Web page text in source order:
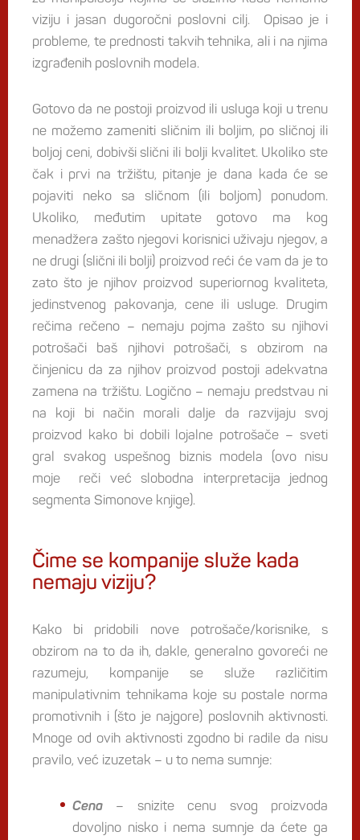
viziju i jasan dugoročni poslovni cilj. Opisao je i
probleme, te prednosti takvih tehnika, ali i na njima
izgrađenih poslovnih modela.
Gotovo da ne postoji proizvod ili usluga koji u trenu
ne možemo zameniti sličnim ili boljim, po sličnoj ili
boljoj ceni, dobivši slični ili bolji kvalitet. Ukoliko ste
čak i prvi na tržištu, pitanje je dana kada će se
pojaviti neko sa sličnom (ili boljom) ponudom.
Ukoliko, međutim upitate gotovo ma kog
menadžera zašto njegovi korisnici uživaju njegov, a
ne drugi (slični ili bolji) proizvod reći će vam da je to
zato što je njihov proizvod superiornog kvaliteta,
jedinstvenog pakovanja, cene ili usluge. Drugim
rečima rečeno – nemaju pojma zašto su njihovi
potrošači baš njihovi potrošači, s obzirom na
činjenicu da za njihov proizvod postoji adekvatna
zamena na tržištu. Logično – nemaju predstvau ni
na koji bi način morali dalje da razvijaju svoj
proizvod kako bi dobili lojalne potrošače – sveti
gral svakog uspešnog biznis modela (ovo nisu
moje reči već slobodna interpretacija jednog
segmenta Simonove knjige).
Čime se kompanije služe kada
nemaju viziju?
Kako bi pridobili nove potrošače/korisnike, s
obzirom na to da ih, dakle, generalno govoreći ne
razumeju, kompanije se služe različitim
manipulativnim tehnikama koje su postale norma
promotivnih i (što je najgore) poslovnih aktivnosti.
Mnoge od ovih aktivnosti zgodno bi radile da nisu
pravilo, već izuzetak – u to nema sumnje:
Cena – snizite cenu svog proizvoda
dovoljno nisko i nema sumnje da ćete ga